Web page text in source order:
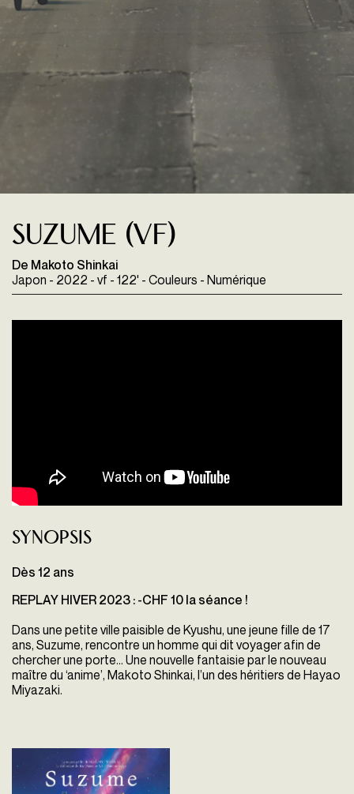
Suzume (VF)
De Makoto Shinkai
Japon - 2022 - vf - 122' - Couleurs - Numérique
Synopsis
Dès 12 ans
REPLAY HIVER 2023 : -CHF 10 la séance !
Dans une petite ville paisible de Kyushu, une jeune fille de 17
ans, Suzume, rencontre un homme qui dit voyager afin de
chercher une porte… Une nouvelle fantaisie par le nouveau
maître du ‘anime’, Makoto Shinkai, l’un des héritiers de Hayao
Miyazaki.